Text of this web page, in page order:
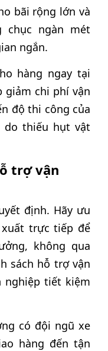
bãi rộng lớn và
chục ngàn mét
ngắn.
hàng ngay tại
giảm chi phí vận
độ thi công của
do thiếu hụt vật
trợ vận
định. Hãy ưu
trực tiếp để
không qua
sách hỗ trợ vận
nghiệp tiết kiệm
có đội ngũ xe
hàng đến tận